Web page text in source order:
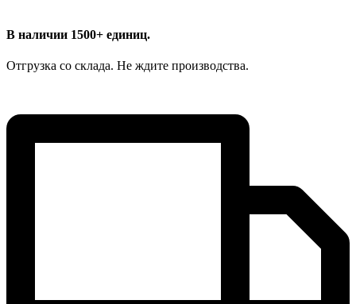
В наличии 1500+ единиц.
Отгрузка со склада. Не ждите производства.